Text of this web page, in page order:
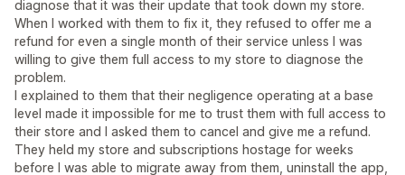
diagnose that it was their update that took down my store.
When I worked with them to fix it, they refused to offer me a
refund for even a single month of their service unless I was
willing to give them full access to my store to diagnose the
problem.
I explained to them that their negligence operating at a base
level made it impossible for me to trust them with full access to
their store and I asked them to cancel and give me a refund.
They held my store and subscriptions hostage for weeks
before I was able to migrate away from them, uninstall the app,